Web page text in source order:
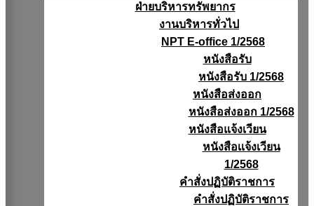
ฝ่ายบริหารทรัพยากร
งานบริหารทั่วไป
NPT E-office 1/2568
หนังสือรับ
หนังสือรับ 1/2568
หนังสือส่งออก
หนังสือส่งออก 1/2568
หนังสือแจ้งเวียน
หนังสือเเจ้งเวียน
1/2568
คำสั่งปฏิบัติราชการ
คำสั่งปฏิบัติราชการ